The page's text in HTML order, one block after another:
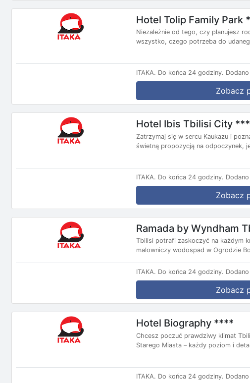
Hotel Tolip Family Park
Niezależnie od tego, czy planujesz
wszystko, czego potrzeba do
ITAKA. Do końca 24 godziny.
Zobacz
Hotel Ibis Tbilisi City
Zatrzymaj się w sercu Kaukazu i
świetną propozycją na odpoczynek,
ITAKA. Do końca 24 godziny.
Zobacz
Ramada by Wyndham
Tbilisi potrafi zaskoczyć na każdym
malowniczy wodospad w Ogrodzie
ITAKA. Do końca 24 godziny.
Zobacz
Hotel Biography ****
Chcesz poczuć prawdziwy klimat
Starego Miasta – każdy poziom i
ITAKA. Do końca 24 godziny.